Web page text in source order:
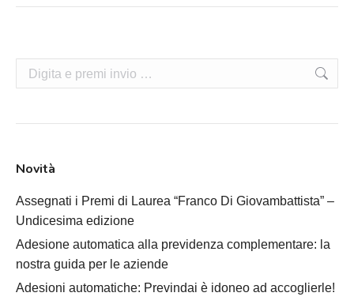
Cerca:
Novità
Assegnati i Premi di Laurea “Franco Di Giovambattista” –
Undicesima edizione
Adesione automatica alla previdenza complementare: la
nostra guida per le aziende
Adesioni automatiche: Previndai è idoneo ad accoglierle!